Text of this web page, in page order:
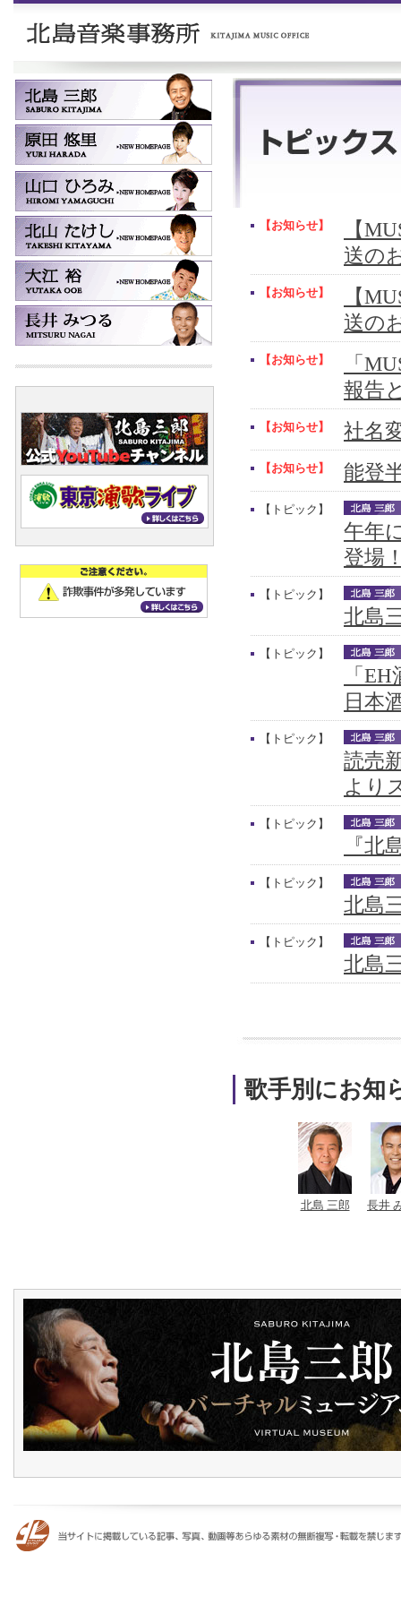
【お知らせ】
【
送の
【お知らせ】
【
送の
【お知らせ】
「
報告
【お知らせ】 社名
【お知らせ】 能登
【トピック】
午年
登場
【トピック】
北島
【トピック】
「
日本
【トピック】
読売
より
【トピック】
『北
【トピック】
北島
【トピック】
北島
歌手別にお知
北島 三郎 長井